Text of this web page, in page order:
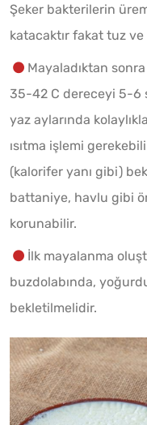
Şeker bakterilerin
katacaktır fakat tuz
Mayaladıktan
35-42 C dereceyi 5-6
yaz aylarında
ısıtma işlemi
(kalorifer yanı gibi)
battaniye, havlu gibi
korunabilir.
İlk mayalanma
buzdolabında,
bekletilmelidir.